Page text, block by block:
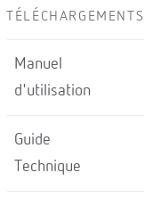
TÉLÉCHARGEMENTS
Manuel
d'utilisation
Guide
Technique